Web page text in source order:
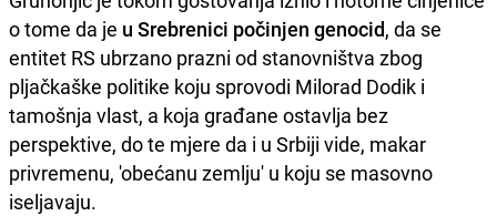
o tome da je u Srebrenici počinjen genocid, da se
entitet RS ubrzano prazni od stanovništva zbog
pljačkaške politike koju sprovodi Milorad Dodik i
tamošnja vlast, a koja građane ostavlja bez
perspektive, do te mjere da i u Srbiji vide, makar
privremenu, 'obećanu zemlju' u koju se masovno
iseljavaju.